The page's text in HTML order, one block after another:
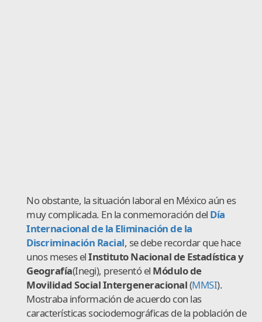
No obstante, la situación laboral en México aún es
muy complicada. En la conmemoración del Día
Internacional de la Eliminación de la
Discriminación Racial, se debe recordar que hace
unos meses elInstituto Nacional de Estadística y
Geografía(Inegi), presentó el Módulo de
Movilidad Social Intergeneracional(MMSI).
Mostraba información de acuerdo con las
características sociodemográficas de la población de